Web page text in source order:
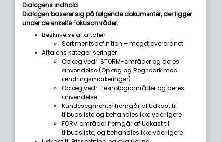
Dialogens indhold
Dialogen baserer sig på følgende dokumenter, der ligger
under de enkelte Fokusområder.
Beskrivelse af aftalen
Sortimentsdefinition – meget overordnet
Aftalens kategoriseringer
Oplæg vedr. STORM-områder og deres
anvendelse (Oplæg og Regneark med
ændringsmarkeringer)
Oplæg vedr. Teknologiområder og deres
anvendelse
Kundesegmenter fremgår af Udkast til
tilbudsliste og behandles ikke yderligere
FORM områder fremgår af Udkast til
tilbudsliste, og behandles ikke yderligere